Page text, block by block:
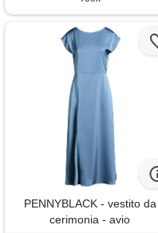
PENNYBLACK - vestito da
cerimonia - avio